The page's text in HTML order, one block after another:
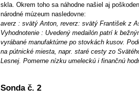
skla. Okrem toho sa náhodne našiel aj
národné múzeum nasledovne:
averz : svätý Anton, reverz: svätý František z
Vyhodnotenie : Uvedený medailón patrí k
vyrábané manufaktúrne po stovkách kusov.
na pútnické miesta, napr. staré cesty zo
Lesnej. Pomerne nízku umeleckú i finančnú
Sonda č. 2